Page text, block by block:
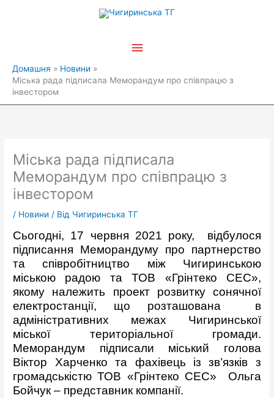
Головне
Домашня
Новини
Міська рада підписала Меморандум про співпрацю з
інвестором
Міська рада підписала
Меморандум про співпрацю з
інвестором
/ Новини / Від Чигиринська ТГ
Сьогодні, 17 червня 2021 року, відбулося
підписання Меморандуму про партнерство
та співробітництво між Чигиринською
міською радою та ТОВ «Грінтеко СЕС»,
якому належить проект розвитку сонячної
електростанції, що розташована в
адміністративних межах Чигиринської
міської територіальної громади.
Меморандум підписали міський голова
Віктор Харченко та фахівець із зв’язків з
громадськістю ТОВ «Грінтеко СЕС» Ольга
Бойчук – представник компанії.